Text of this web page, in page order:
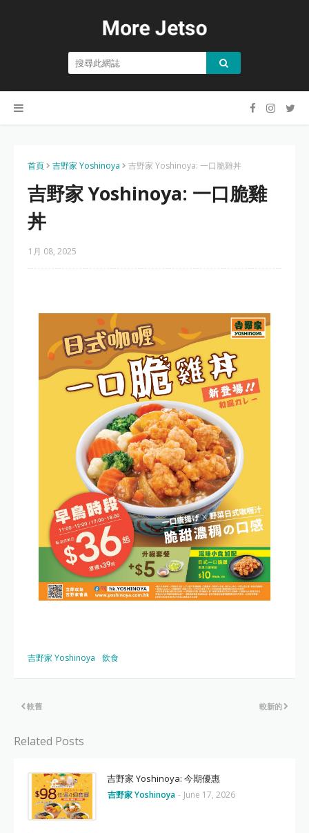
首頁 吉野家 Yoshinoya 吉野家 Yoshinoya: 一口脆雞丼
吉野家 Yoshinoya: 一口脆雞
丼
1月 08, 2025
吉野家 Yoshinoya 飲食
較新的
較舊
Related Posts
吉野家 Yoshinoya: 今期優惠
吉野家 Yoshinoya - June 17, 2026